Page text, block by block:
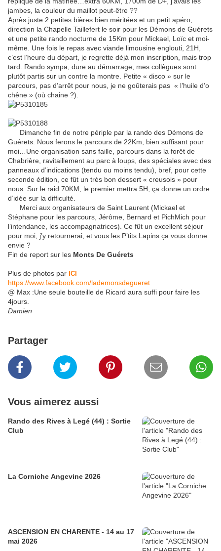
jambes, la couleur du maillot peut-être ??
Après juste 2 petites bières bien méritées et un petit apéro,
direction la Chapelle Taillefert le soir pour les Démons de Guérets
et une petite rando nocturne de 15Km pour Mickael, Loïc et moi-
même. Une fois le repas avec viande limousine englouti, 21H,
c’est l’heure du départ, je regrette déjà mon inscription, mais trop
tard. Rando sympa, dure au démarrage, mes collègues sont
plutôt partis sur un contre la montre. Petite « disco » sur le
parcours, pas d’arrêt pour nous, je ne goûterais pas « l’huile d’o
chêne » (où chaine ?).
Dimanche fin de notre périple par la rando des Démons de
Guérets. Nous ferons le parcours de 22Km, bien suffisant pour
moi…Une organisation sans faille, parcours dans la forêt de
Chabrière, ravitaillement au parc à loups, des spéciales avec des
panneaux d’indications (tendu ou moins tendu), bref, pour cette
seconde édition, ce fût un très bon dessert « creusois » pour
nous. Sur le raid 70KM, le premier mettra 5H, ça donne un ordre
d’idée sur la difficulté.
Merci aux organisateurs de Saint Laurent (Mickael et
Stéphane pour les parcours, Jérôme, Bernard et PichMich pour
l’intendance, les accompagnatrices). Ce fût un excellent séjour
pour moi, j’y retournerai, et vous les P’tits Lapins ça vous donne
envie ?
Fin de report sur les Monts De Guérets
Plus de photos par ICI
https://www.facebook.com/lademonsdegueret
@ Max :Une seule bouteille de Ricard aura suffi pour faire les
4jours.
Damien
Partager
Vous aimerez aussi
Rando des Rives à Legé (44) : Sortie
Club
La Corniche Angevine 2026
ASCENSION EN CHARENTE - 14 au 17
mai 2026